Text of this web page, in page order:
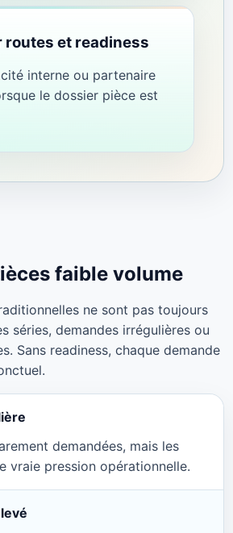
routes et readiness
interne ou partenaire
le dossier pièce est
faible volume
ne sont pas toujours
séries, demandes irrégulières ou
Sans readiness, chaque demande
demandées, mais les
vraie pression opérationnelle.